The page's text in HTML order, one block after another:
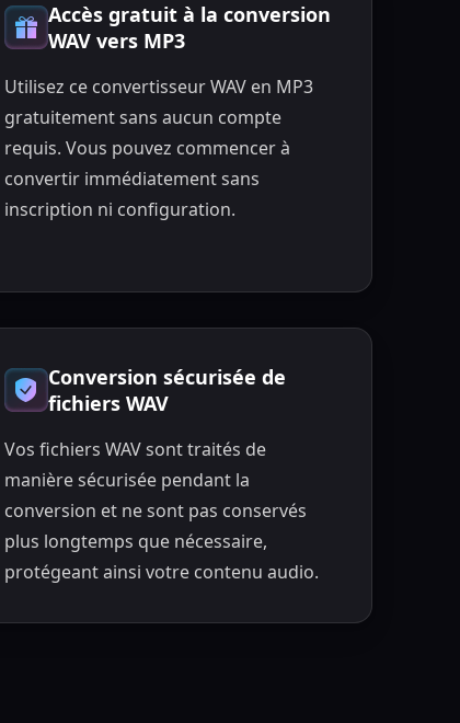
Accès gratuit à la conversion
WAV vers MP3
Utilisez ce convertisseur WAV en MP3
gratuitement sans aucun compte
requis. Vous pouvez commencer à
convertir immédiatement sans
inscription ni configuration.
Conversion sécurisée de
fichiers WAV
Vos fichiers WAV sont traités de
manière sécurisée pendant la
conversion et ne sont pas conservés
plus longtemps que nécessaire,
protégeant ainsi votre contenu audio.